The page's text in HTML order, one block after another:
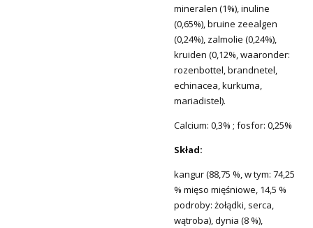
mineralen (1%), inuline
(0,65%), bruine zeealgen
(0,24%), zalmolie (0,24%),
kruiden (0,12%, waaronder:
rozenbottel, brandnetel,
echinacea, kurkuma,
mariadistel).
Calcium: 0,3% ; fosfor: 0,25%
Skład:
kangur (88,75 %, w tym: 74,25
% mięso mięśniowe, 14,5 %
podroby: żołądki, serca,
wątroba), dynia (8 %),